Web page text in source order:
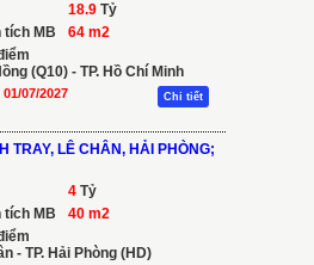
18.9 Tỷ
tích MB
64 m2
(Q10) - TP. Hồ Chí Minh
01/07/2027 Chi tiết
TRAY, LÊ CHÂN, HẢI PHÒNG;
4 Tỷ
tích MB
40 m2
- TP. Hải Phòng (HD)